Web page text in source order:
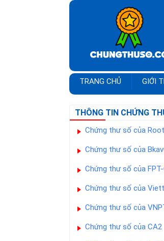
TRANG CHỦ GIỚI
THÔNG TIN CHỨNG
Chứng thư số của
Chứng thư số của
Chứng thư số của
Chứng thư số của
Chứng thư số của
Chứng thư số của CA2